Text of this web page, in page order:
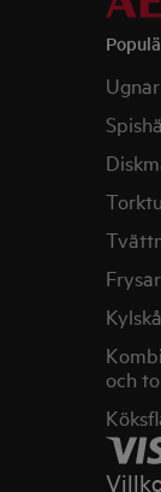
Ugnar
Frysar
och